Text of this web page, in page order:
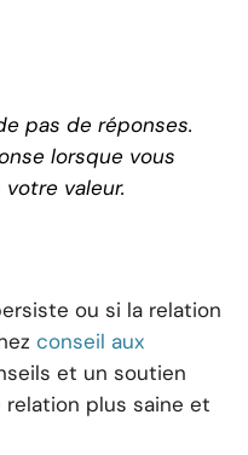
pas de réponses.
lorsque vous
valeur.
ou si la relation
conseil aux
et un soutien
plus saine et